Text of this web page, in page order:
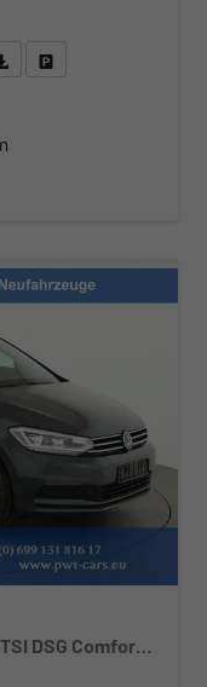
Sie an
Angebot drucken (PDF)
Comfortline BMT/Start-Stopp 1.5 TSI DSG Comfortline, 7-Sitzer, AHK, Navi, Kamera, Side, Winter, 3 J.-Garantie